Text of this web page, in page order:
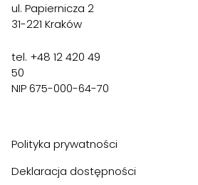
ul. Papiernicza 2
31-221 Kraków
tel. +48 12 420 49
50
NIP 675-000-64-70
Polityka prywatności
Deklaracja dostępności